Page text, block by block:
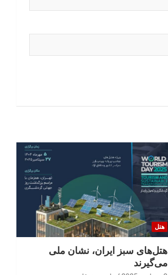
هتل
هتل‌های سبز ایران، نشان ملی
می‌گیرند